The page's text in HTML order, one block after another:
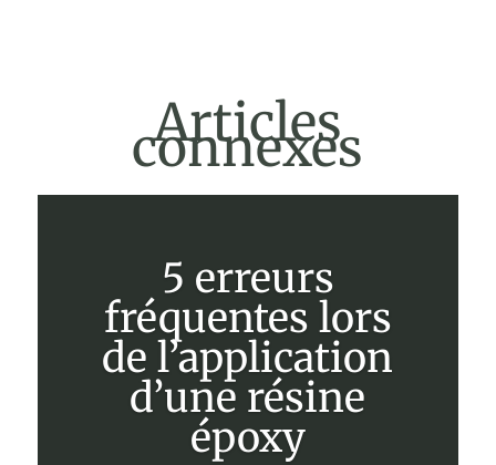
Articles
connexes
5 erreurs
fréquentes lors
de l’application
d’une résine
époxy